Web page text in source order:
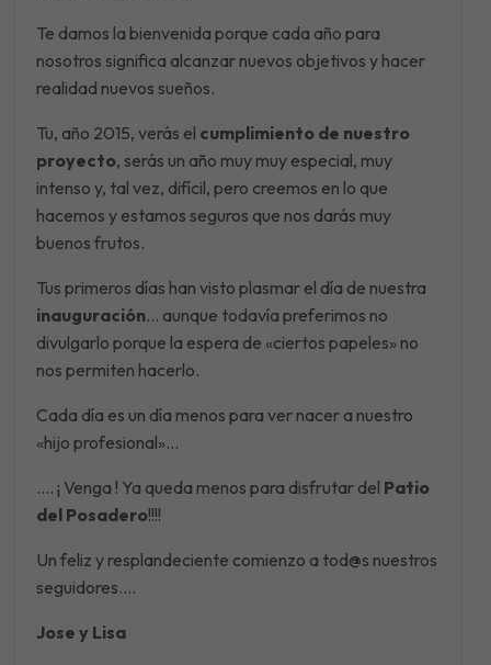
Te damos la bienvenida porque cada año para
nosotros significa alcanzar nuevos objetivos y hacer
realidad nuevos sueños.
Tu, año 2015, verás el cumplimiento de nuestro
proyecto, serás un año muy muy especial, muy
intenso y, tal vez, difícil, pero creemos en lo que
hacemos y estamos seguros que nos darás muy
buenos frutos.
Tus primeros días han visto plasmar el día de nuestra
inauguración… aunque todavía preferimos no
divulgarlo porque la espera de «ciertos papeles» no
nos permiten hacerlo.
Cada día es un día menos para ver nacer a nuestro
«hijo profesional»…
…. ¡ Venga ! Ya queda menos para disfrutar del Patio
del Posadero!!!!
Un feliz y resplandeciente comienzo a tod@s nuestros
seguidores….
Jose y Lisa